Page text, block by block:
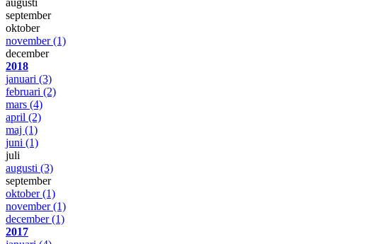
augusti
september
oktober
november(1)
december
2018
januari (3)
februari (2)
mars (4)
april (2)
maj (1)
juni (1)
juli
augusti (3)
september
oktober(1)
november(1)
december(1)
2017